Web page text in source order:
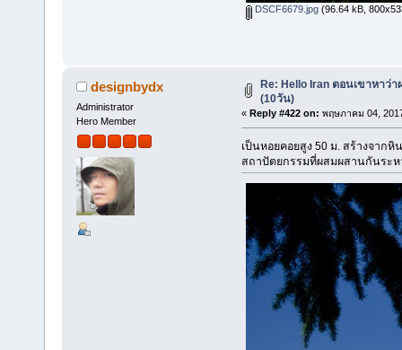
DSCF6679.jpg(96.64 kB,
designbydx
Administrator
Hero Member
Re: Hello Iran ตอนเขาหาว่
(10วัน)
« Reply #422 on: พฤษภาคม 04,
เป็นหอยคอยสูง 50 ม. สร้างจาก
สถาปัตยกรรมที่ผสมผสานกันระ